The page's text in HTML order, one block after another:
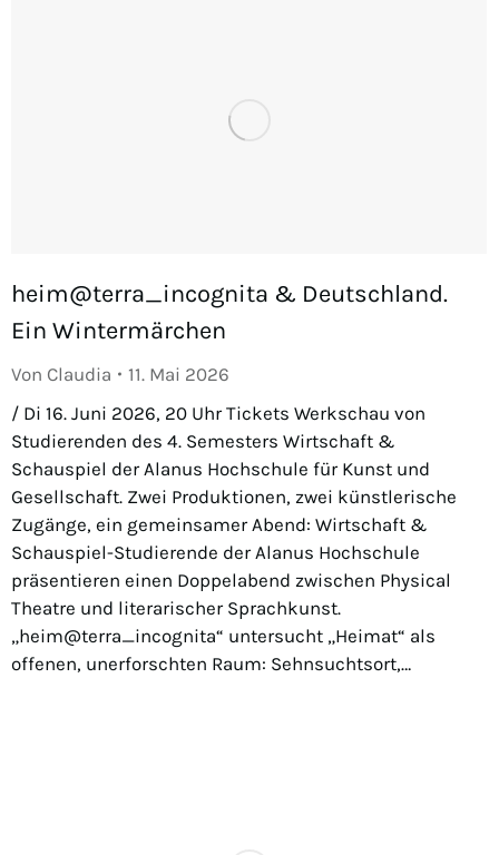
heim@terra_incognita & Deutschland.
Ein Wintermärchen
Von Claudia
11. Mai 2026
/ Di 16. Juni 2026, 20 Uhr Tickets Werkschau von
Studierenden des 4. Semesters Wirtschaft &
Schauspiel der Alanus Hochschule für Kunst und
Gesellschaft. Zwei Produktionen, zwei künstlerische
Zugänge, ein gemeinsamer Abend: Wirtschaft &
Schauspiel-Studierende der Alanus Hochschule
präsentieren einen Doppelabend zwischen Physical
Theatre und literarischer Sprachkunst.
„heim@terra_incognita“ untersucht „Heimat“ als
offenen, unerforschten Raum: Sehnsuchtsort,…